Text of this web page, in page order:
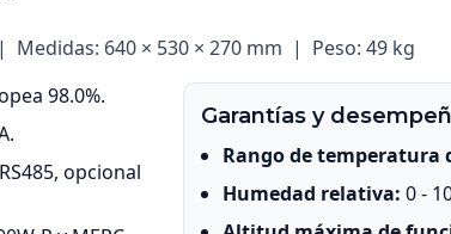
Medidas: 640 × 530 × 270 mm | Peso: 49 kg
98.0%.
opcional
Garantías y
Rango de
Humedad relativa: 0 -